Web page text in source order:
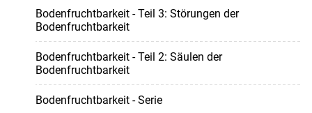
Bodenfruchtbarkeit - Teil 3: Störungen der
Bodenfruchtbarkeit
Bodenfruchtbarkeit - Teil 2: Säulen der
Bodenfruchtbarkeit
Bodenfruchtbarkeit - Serie